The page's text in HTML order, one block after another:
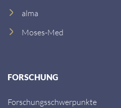
alma
Moses-Med
FORSCHUNG
Forschungsschwerpunkte